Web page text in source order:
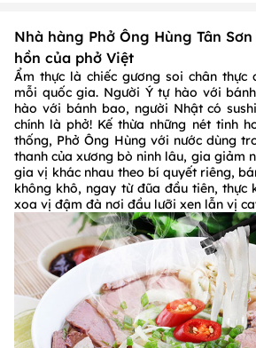
Nhà hàng Phở Ông Hùng Tân
hồn của phở Việt
Ẩm thực là chiếc gương soi chân thực
mỗi quốc gia. Người Ý tự hào với
hào với bánh bao, người Nhật có
chính là phở! Kế thừa những nét tinh
thống, Phở Ông Hùng với nước dùng
thanh của xương bò ninh lâu, gia giảm
gia vị khác nhau theo bí quyết riêng,
không khô, ngay từ đũa đầu tiên, thực
xoa vị đậm đà nơi đầu lưỡi xen lẫn vị